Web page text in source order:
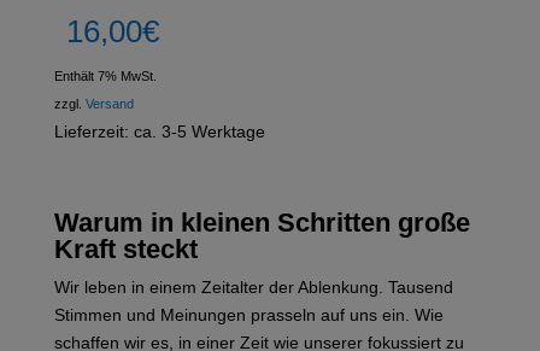
16,00€
Enthält 7% MwSt.
zzgl. Versand
Lieferzeit: ca. 3-5 Werktage
Warum in kleinen Schritten große
Kraft steckt
Wir leben in einem Zeitalter der Ablenkung. Tausend
Stimmen und Meinungen prasseln auf uns ein. Wie
schaffen wir es, in einer Zeit wie unserer fokussiert zu